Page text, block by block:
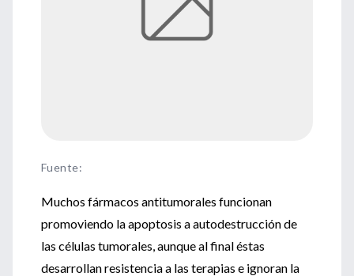
Fuente:
Muchos fármacos antitumorales funcionan
promoviendo la apoptosis a autodestrucción de
las células tumorales, aunque al final éstas
desarrollan resistencia a las terapias e ignoran la